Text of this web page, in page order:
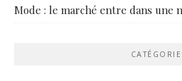
Mode : le marché entre dans une